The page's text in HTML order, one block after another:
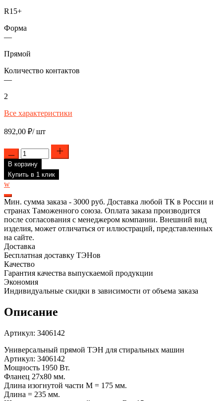
R15+
Форма
—
Прямой
Количество контактов
—
2
Все характеристики
892,00 ₽/ шт
Количество
товара
ТЭН
1950W
для
стиральной
машины
Whirlpool,
Zanussi
с
отверстием,
L231мм,
3406142
В корзину
Купить в 1 клик
w
Мин. сумма заказа - 3000 руб. Доставка любой ТК в России и
странах Таможенного союза. Оплата заказа производится
после согласования с менеджером компании. Внешний вид
изделия, может отличаться от иллюстраций, представленных
на сайте.
Доставка
Бесплатная доставку ТЭНов
Качество
Гарантия качества выпускаемой продукции
Экономия
Индивидуальные скидки в зависимости от объема заказа
Описание
Артикул: 3406142
Универсальный прямой ТЭН для стиральных машин
Артикул: 3406142
Мощность 1950 Вт.
Фланец 27х80 мм.
Длина изогнутой части M = 175 мм.
Длина = 235 мм.